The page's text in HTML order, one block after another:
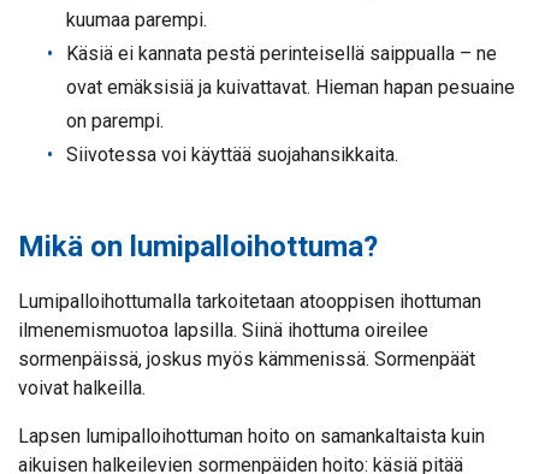
kuumaa parempi.
Käsiä ei kannata pestä perinteisellä saippualla – ne
ovat emäksisiä ja kuivattavat. Hieman hapan pesuaine
on parempi.
Siivotessa voi käyttää suojahansikkaita.
Mikä on lumipalloihottuma?
Lumipalloihottumalla tarkoitetaan atooppisen ihottuman
ilmenemismuotoa lapsilla. Siinä ihottuma oireilee
sormenpäissä, joskus myös kämmenissä. Sormenpäät
voivat halkeilla.
Lapsen lumipalloihottuman hoito on samankaltaista kuin
aikuisen halkeilevien sormenpäiden hoito: käsiä pitää